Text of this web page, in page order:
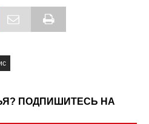
ПОДПИШИТЕСЬ НА